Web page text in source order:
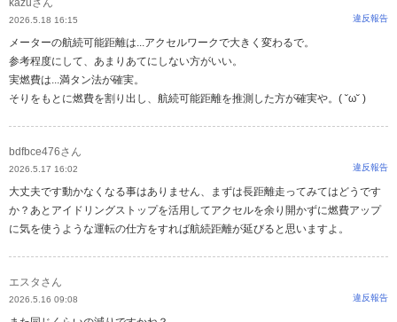
kazuさん
2026.5.18 16:15 違反報告
メーターの航続可能距離は...アクセルワークで大きく変わるで。
参考程度にして、あまりあてにしない方がいい。
実燃費は...満タン法が確実。
そりをもとに燃費を割り出し、航続可能距離を推測した方が確実や。( ˘ω˘ )
bdfbce476さん
2026.5.17 16:02 違反報告
大丈夫です動かなくなる事はありません、まずは長距離走ってみてはどうです
か？あとアイドリングストップを活用してアクセルを余り開かずに燃費アップ
に気を使うような運転の仕方をすれば航続距離が延びると思いますよ。
エスタさん
2026.5.16 09:08 違反報告